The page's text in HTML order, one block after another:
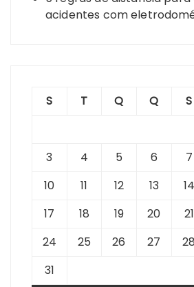
acidentes com
S T Q Q S
3
4 5 6 7
10
11 12 13 14
17
18 19 20 21
24
25 26 27 28
31